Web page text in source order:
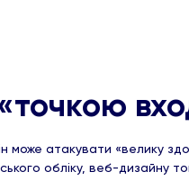
атакувати «велику
обліку, веб-дизайну